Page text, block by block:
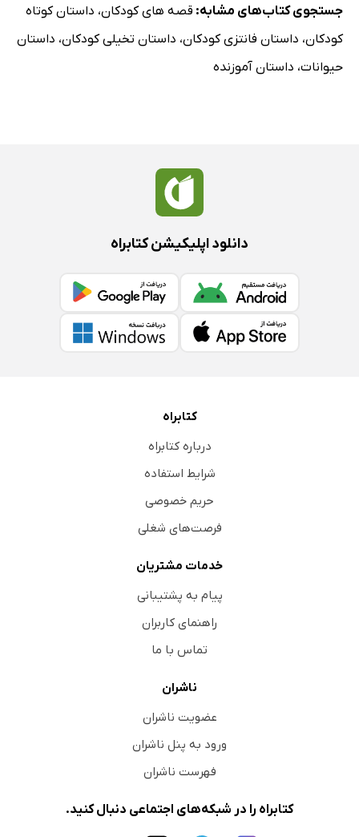
جستجوی کتاب‌های مشابه: قصه های کودکان، داستان کوتاه
کودکان، داستان فانتزی کودکان، داستان تخیلی کودکان، داستان
حیوانات، داستان آموزنده
دانلود اپلیکیشن کتابراه
کتابراه
درباره کتابراه
شرایط استفاده
حریم خصوصی
فرصت‌های شغلی
خدمات مشتریان
پیام به پشتیبانی
راهنمای کاربران
تماس با ما
ناشران
عضویت ناشران
ورود به پنل ناشران
فهرست ناشران
کتابراه را در شبکه‌های اجتماعی دنبال کنید.